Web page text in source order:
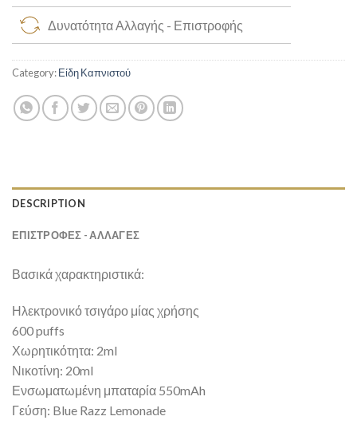
Δυνατότητα Αλλαγής - Επιστροφής
Category:Είδη Καπνιστού
DESCRIPTION
ΕΠΙΣΤΡΟΦΕΣ - ΑΛΛΑΓΕΣ
Βασικά χαρακτηριστικά:
Ηλεκτρονικό τσιγάρο μίας χρήσης
600 puffs
Χωρητικότητα: 2ml
Νικοτίνη: 20ml
Ενσωματωμένη μπαταρία 550mAh
Γεύση: Blue Razz Lemonade